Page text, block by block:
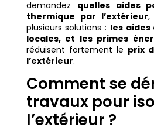
demandez quelles aides
thermique par l’extérieur,
plusieurs solutions : les aides
locales, et les primes
réduisent fortement le prix
l’extérieur.
Comment se
travaux pour
l’extérieur ?